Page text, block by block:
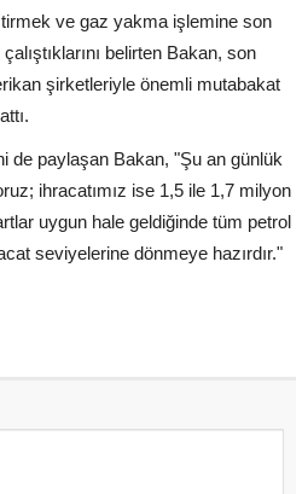
ve gaz yakma işlemine son
belirten Bakan, son
şirketleriyle önemli mutabakat
de paylaşan Bakan, "Şu an günlük
ihracatımız ise 1,5 ile 1,7 milyon
uygun hale geldiğinde tüm petrol
seviyelerine dönmeye hazırdır."